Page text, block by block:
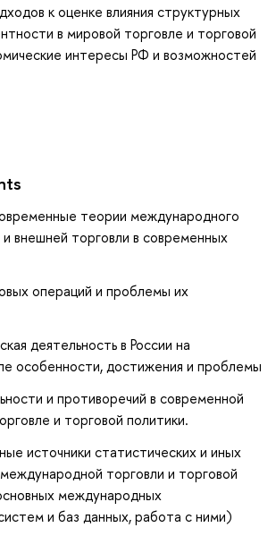
к оценке влияния структурных
в мировой торговле и торговой
интересы РФ и возможностей
теории международного
внешней торговли в современных
операций и проблемы их
деятельность в России на
особенности, достижения и проблемы
и противоречий в современной
и торговой политики.
источники статистических и иных
торговли и торговой
международных
и баз данных, работа с ними)